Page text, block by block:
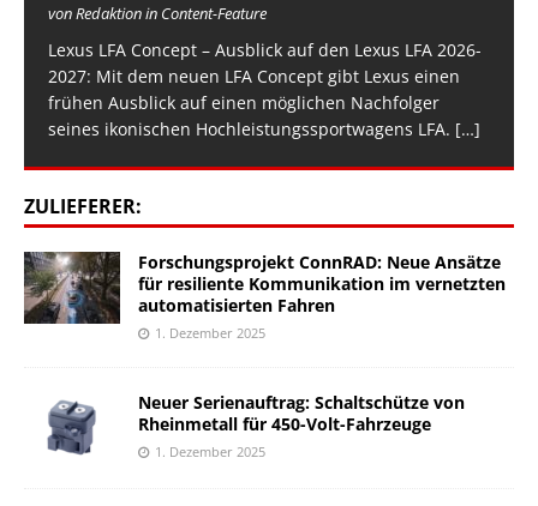
von Redaktion in Content-Feature
Lexus LFA Concept – Ausblick auf den Lexus LFA 2026-
2027: Mit dem neuen LFA Concept gibt Lexus einen
frühen Ausblick auf einen möglichen Nachfolger
seines ikonischen Hochleistungssportwagens LFA. […]
ZULIEFERER:
Forschungsprojekt ConnRAD: Neue Ansätze
für resiliente Kommunikation im vernetzten
automatisierten Fahren
1. Dezember 2025
Neuer Serienauftrag: Schaltschütze von
Rheinmetall für 450-Volt-Fahrzeuge
1. Dezember 2025